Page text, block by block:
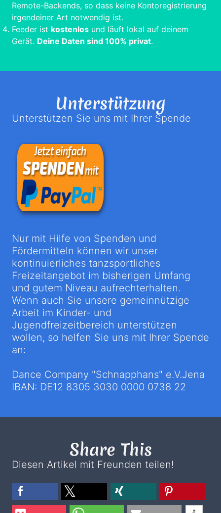
Remote-Backends, so dass keine Kontoregistrierung
irgendeiner Art notwendig ist.
Feeder ist kostenlos und läuft lokal auf deinem
Gerät. Deine Daten sind 100% privat.
Unterstützung
Unterstützen Sie uns mit Ihrer Spende
Nur mit Hilfe von Spenden und
Fördermitteln können wir unser
kontinuierliches tanzsportliches
Freizeitangebot im bisherigen Umfang
und gutem Niveau aufrechterhalten.
Wenn auch Sie unsere gemeinnützige
Arbeit im Kinder- und
Jugendfreizeitbereich unterstützen
wollen, so helfen Sie uns mit Ihrer Spende
an:
Dance Company "Schnapphans" e.V.Jena
IBAN: DE12 8305 3030 0000 0738 22
Share This
Diesen Artikel mit Freunden teilen!